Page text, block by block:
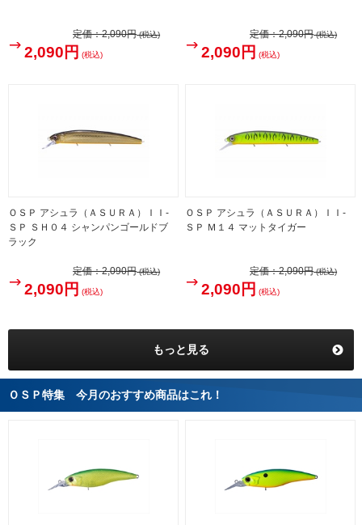
定価：2,090円(税込)
2,090円 (税込)
定価：2,090円(税込)
2,090円 (税込)
ＯＳＰ アシュラ（ＡＳＵＲＡ）ＩＩ-
ＳＰ ＳＨ０４ シャンパンゴールドブ
ラック
定価：2,090円(税込)
2,090円 (税込)
ＯＳＰ アシュラ（ＡＳＵＲＡ）ＩＩ-
ＳＰ Ｍ１４ マットタイガー
定価：2,090円(税込)
2,090円 (税込)
もっと見る
ＯＳＰ特集 今月のおすすめ商品はこれ！